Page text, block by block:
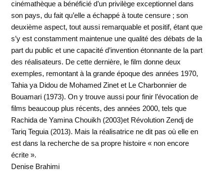
cinémathèque a bénéficié d’un privilège exceptionnel dans
son pays, du fait qu’elle a échappé à toute censure ; son
deuxième aspect, tout aussi remarquable et positif, étant que
s’y est constamment maintenue une qualité des débats de la
part du public et une capacité d’invention étonnante de la part
des réalisateurs. De cette dernière, le film donne deux
exemples, remontant à la grande époque des années 1970,
Tahia ya Didou de Mohamed Zinet et Le Charbonnier de
Bouamari (1973). On y trouve aussi pour finir l’évocation de
films beaucoup plus récents, des années 2000, tels que
Rachida de Yamina Chouikh (2003)et Révolution Zendj de
Tariq Teguia (2013). Mais la réalisatrice ne dit pas où elle en
est dans la recherche de sa propre histoire « non encore
écrite ».
Denise Brahimi